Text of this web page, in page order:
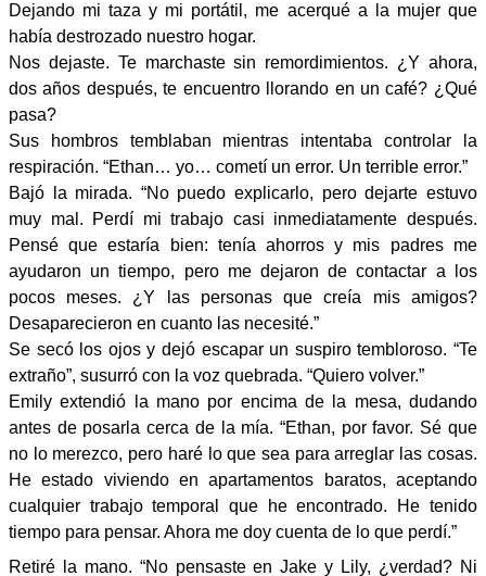
Dejando mi taza y mi portátil, me acerqué a la mujer que
había destrozado nuestro hogar.
Nos dejaste. Te marchaste sin remordimientos. ¿Y ahora,
dos años después, te encuentro llorando en un café? ¿Qué
pasa?
Sus hombros temblaban mientras intentaba controlar la
respiración. “Ethan… yo… cometí un error. Un terrible error.”
Bajó la mirada. “No puedo explicarlo, pero dejarte estuvo
muy mal. Perdí mi trabajo casi inmediatamente después.
Pensé que estaría bien: tenía ahorros y mis padres me
ayudaron un tiempo, pero me dejaron de contactar a los
pocos meses. ¿Y las personas que creía mis amigos?
Desaparecieron en cuanto las necesité.”
Se secó los ojos y dejó escapar un suspiro tembloroso. “Te
extraño”, susurró con la voz quebrada. “Quiero volver.”
Emily extendió la mano por encima de la mesa, dudando
antes de posarla cerca de la mía. “Ethan, por favor. Sé que
no lo merezco, pero haré lo que sea para arreglar las cosas.
He estado viviendo en apartamentos baratos, aceptando
cualquier trabajo temporal que he encontrado. He tenido
tiempo para pensar. Ahora me doy cuenta de lo que perdí.”
Retiré la mano. “No pensaste en Jake y Lily, ¿verdad? Ni